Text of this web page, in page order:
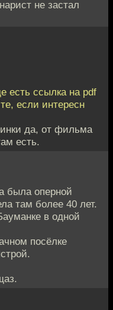
не застал
есть ссылка на pdf
если интересн
да, от фильма
есть.
была оперной
там более 40 лет.
в одной
посёлке